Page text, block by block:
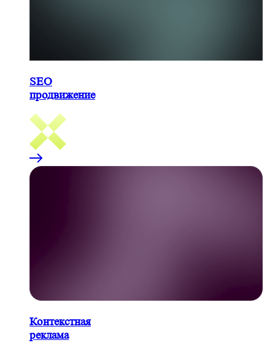
SEO
продвижение
Контекстная
реклама